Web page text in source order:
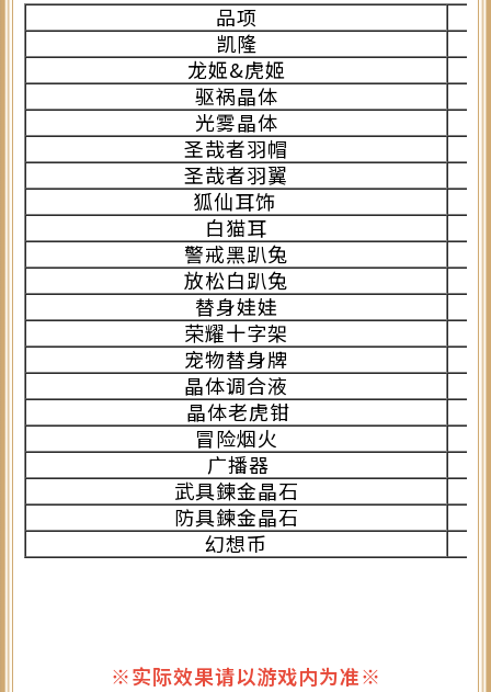
品项
凯隆
龙姬&虎姬
驱祸晶体
光雾晶体
圣哉者羽帽
圣哉者羽翼
狐仙耳饰
白猫耳
警戒黑趴兔
放松白趴兔
替身娃娃
荣耀十字架
宠物替身牌
晶体调合液
晶体老虎钳
冒险烟火
广播器
武具鍊金晶石
防具鍊金晶石
幻想币
※实际效果请以游戏内为准※